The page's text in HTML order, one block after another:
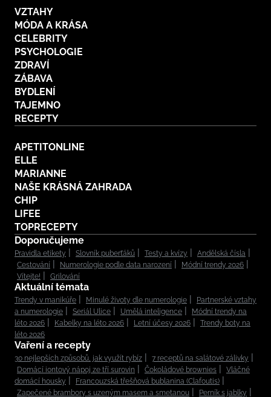
VZTAHY
MÓDA A KRÁSA
CELEBRITY
PSYCHOLOGIE
ZDRAVÍ
ZÁBAVA
BYDLENÍ
TAJEMNO
RECEPTY
APETITONLINE
ELLE
MARIANNE
NAŠE KRÁSNÁ ZAHRADA
CHIP
LIFEE
TOPRECEPTY
Doporučujeme
Pravidla etikety Slovník puberťáků Testy a kvízy
Andělská čísla
Cestování
Numerologie podle data narození
Módní trendy 2026
Vítejte!
Grilování
Aktuální témata
Trendy v manikúře Minulé životy dle numerologie
Partnerské vztahy
a numerologie
Seriál Ulice Umělá inteligence
Módní trendy na
léto 2026
Kabelky na léto 2026 Letní účesy 2026
Trendy boty na
léto 2026
Vaření a recepty
30 nejlepších způsobů, jak využít rybíz
7 receptů na salátové zálivky
Domácí iontový nápoj ze tří surovin
Čokoládové brownies
Vláčné
domácí housky
Francouzská třešňová bublanina (Clafoutis)
Zapečené brambory s uzeným masem a smetanou
Perník s jablky